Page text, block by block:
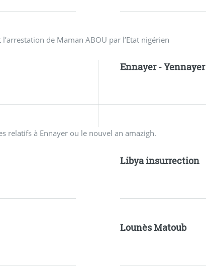
de Maman ABOU par l’Etat nigérien
Ennayer - Yennayer
relatifs à Ennayer ou le nouvel an amazigh.
Libya insurrection
Lounès Matoub